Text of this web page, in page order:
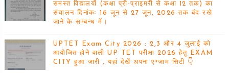
समस्त विद्यालयों (कक्षा प्री-प्राइमरी से कक्षा 12 तक) का
संचालन दिनांकः 16 जून से 27 जून, 2026 तक बंद रखे
जाने के सम्बन्ध में।
UPTET Exam City 2026 : 2,3 और 4 जुलाई को
आयोजित होने वाली UP TET परीक्षा 2026 हेतु EXAM
CITY हुआ जारी , यहां देखें अपना एग्जाम सिटी 👇